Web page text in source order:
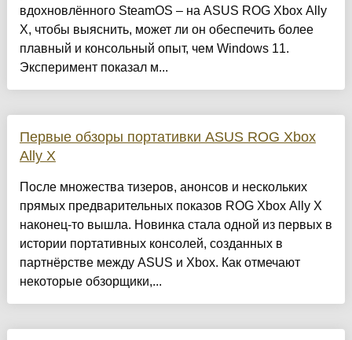
вдохновлённого SteamOS – на ASUS ROG Xbox Ally
X, чтобы выяснить, может ли он обеспечить более
плавный и консольный опыт, чем Windows 11.
Эксперимент показал м...
Первые обзоры портативки ASUS ROG Xbox
Ally X
После множества тизеров, анонсов и нескольких
прямых предварительных показов ROG Xbox Ally X
наконец-то вышла. Новинка стала одной из первых в
истории портативных консолей, созданных в
партнёрстве между ASUS и Xbox. Как отмечают
некоторые обзорщики,...